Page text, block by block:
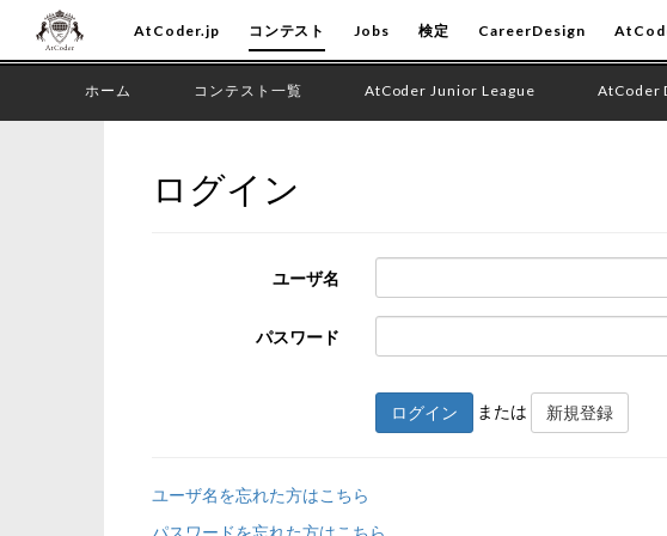
AtCoder.jp コンテスト Jobs 検定 CareerDesign
ホーム コンテスト一覧 AtCoder Junior League AtCoder
ログイン
ユーザ名
パスワード
ログイン または 新規登録
ユーザ名を忘れた方はこちら
パスワードを忘れた方はこちら